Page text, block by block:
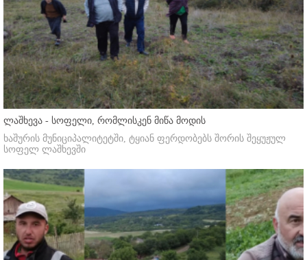
ლაშხევა - სოფელი, რომლისკენ მიწა მოდის
ხაშურის მუნიციპალიტეტში, ტყიან ფერდობებს შორის შეყუჟულ
სოფელ ლაშხევში